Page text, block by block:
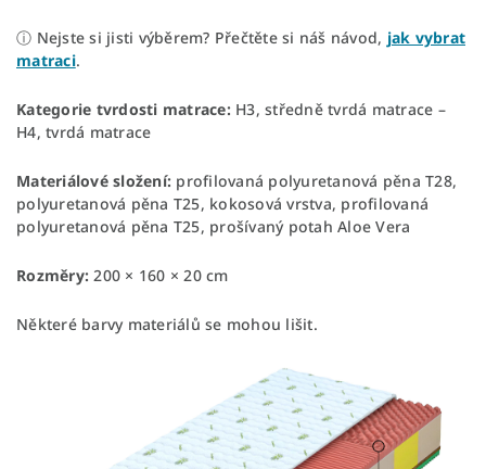
ⓘ Nejste si jisti výběrem? Přečtěte si náš návod, jak vybrat
matraci.
Kategorie tvrdosti matrace: H3, středně tvrdá matrace –
H4, tvrdá matrace
Materiálové složení: profilovaná polyuretanová pěna T28,
polyuretanová pěna T25, kokosová vrstva, profilovaná
polyuretanová pěna T25, prošívaný potah Aloe Vera
Rozměry: 200 × 160 × 20 cm
Některé barvy materiálů se mohou lišit.